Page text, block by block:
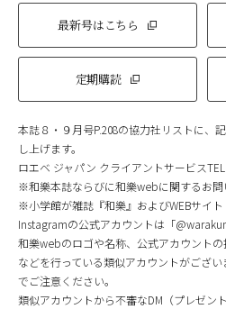
最新号はこちら
定期購読
本誌８・９月号P.208の協力社リストに、
し上げます。
ロエベ ジャパン クライアントサービス
※和樂本誌ならびに和樂webに関するお問
※小学館が雑誌『和樂』およびWEBサイ
Instagramの公式アカウントは「
和樂webのロゴや名称、公式アカウント
などを行っている類似アカウントがござ
でご注意ください。
類似アカウントから不審なDM（プレゼン